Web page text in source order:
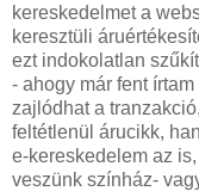
kereskedelmet a
keresztüli
ezt indokolatlan
- ahogy már fent
zajlódhat a
feltétlenül árucikk,
e-kereskedelem az
veszünk színház-